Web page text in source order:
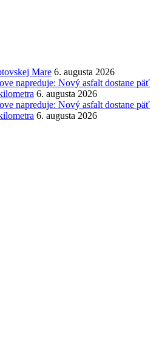
Mare 6. augusta 2026
napreduje: Nový asfalt dostane päť
6. augusta 2026
napreduje: Nový asfalt dostane päť
6. augusta 2026